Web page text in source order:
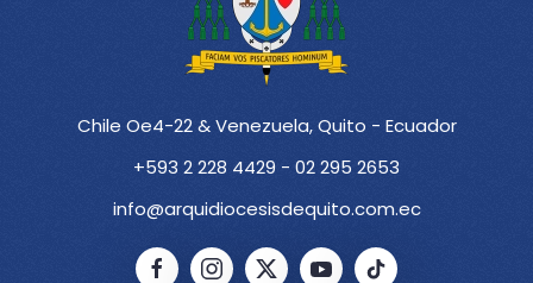
Chile Oe4-22 & Venezuela, Quito - Ecuador
+593 2 228 4429 - 02 295 2653
info@arquidiocesisdequito.com.ec